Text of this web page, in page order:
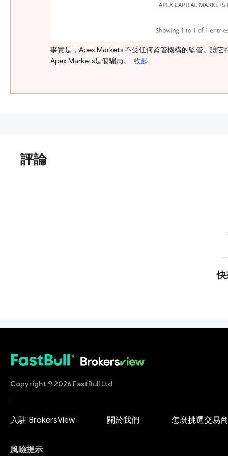
事實是，Apex Markets 不受任何監管機構的監管。讓
Apex Markets是個騙局。
收起
評論
快
Copyright © 2026 FastBull Ltd
入駐 BrokersView 關於我們 怎麼挑選交易商
風險提示